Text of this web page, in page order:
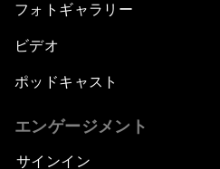
フォトギャラリー
ビデオ
ポッドキャスト
エンゲージメント
サインイン